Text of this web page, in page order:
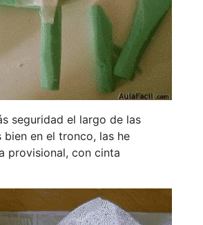
seguridad el largo de las
bien en el tronco, las he
provisional, con cinta